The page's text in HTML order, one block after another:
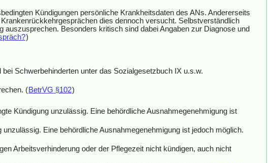
Kündigungen persönliche Krankheitsdaten des ANs. Andererseits
dies dennoch versucht. Selbstverständlich
Besonders kritisch sind dabei Angaben zur Diagnose und
)
Schwerbehinderten unter das Sozialgesetzbuch IX u.s.w.
(BetrVG §102)
Kündigung unzulässig. Eine behördliche Ausnahmegenehmigung ist
Eine behördliche Ausnahmegenehmigung ist jedoch möglich.
Arbeitsverhinderung oder der Pflegezeit nicht kündigen, auch nicht